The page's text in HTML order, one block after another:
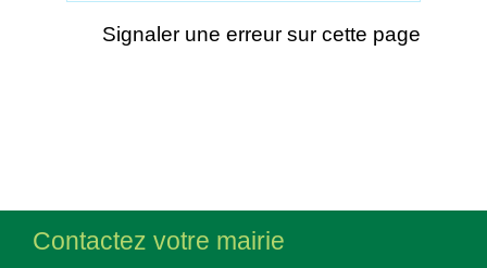
Signaler une erreur sur cette page
Contactez votre mairie